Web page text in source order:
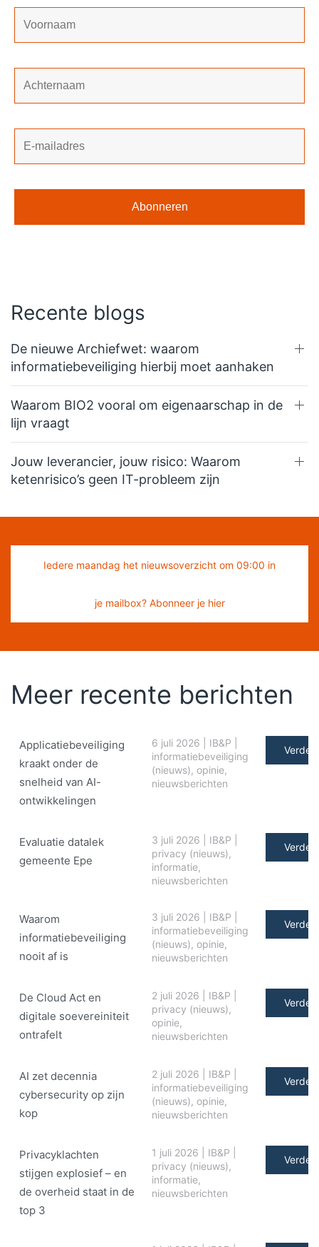
Recente blogs
De nieuwe Archiefwet: waarom
informatiebeveiliging hierbij moet aanhaken
Waarom BIO2 vooral om eigenaarschap in de
lijn vraagt
Jouw leverancier, jouw risico: Waarom
ketenrisico’s geen IT-probleem zijn
Iedere maandag het nieuwsoverzicht om 09:00 in
je mailbox? Abonneer je hier
Meer recente berichten
Applicatiebeveiliging
kraakt onder de
snelheid van AI-
ontwikkelingen
6 juli 2026 IB&P
informatiebeveiliging
(nieuws), opinie,
nieuwsberichten
Verder
Evaluatie datalek
gemeente Epe
3 juli 2026 IB&P
privacy (nieuws),
informatie,
nieuwsberichten
Verder
Waarom
informatiebeveiliging
nooit af is
3 juli 2026 IB&P
informatiebeveiliging
(nieuws), opinie,
nieuwsberichten
Verder
De Cloud Act en
digitale soe­ve­rei­ni­teit
ontrafelt
2 juli 2026 IB&P
privacy (nieuws),
opinie,
nieuwsberichten
Verder
AI zet decennia
cybersecurity op zijn
kop
2 juli 2026 IB&P
informatiebeveiliging
(nieuws), opinie,
nieuwsberichten
Verder
Privacyklachten
stijgen explosief – en
de overheid staat in de
top 3
1 juli 2026 IB&P
privacy (nieuws),
informatie,
nieuwsberichten
Verder